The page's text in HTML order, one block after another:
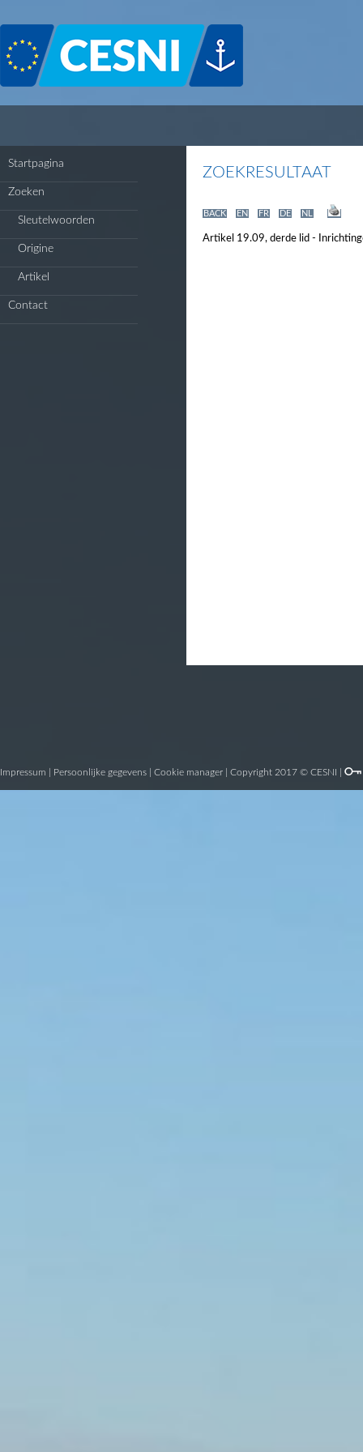
Startpagina
Zoeken
Sleutelwoorden
Origine
Artikel
Contact
ZOEKRESULTAAT
BACK EN FR DE NL
Artikel 19.09, derde lid -
Impressum Persoonlijke gegevens Cookie manager | Copyright 2017 © CESNI |